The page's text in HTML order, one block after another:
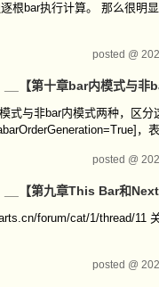
根bar执行计算。 那么很明
posted @
【第十章bar内模式与非
与非bar内模式两种，区
，
posted @
【第九章This Bar和Next
forum/cat/1/thread/11
posted @